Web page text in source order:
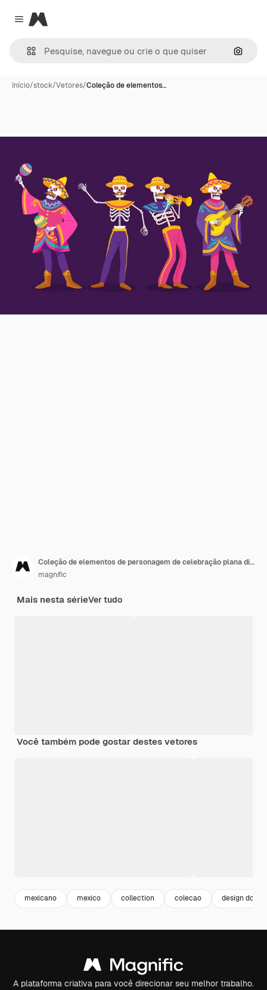
Close menu
Magnific
Início/stock/Vetores/Coleção de elementos…
Coleção de elementos de personagem de celebração plana dia de muertos
magnific
Mais nesta sérieVer tudo
Você também pode gostar destes vetores
mexicano mexico collection colecao design do
A plataforma criativa para você direcionar seu melhor trabalho.